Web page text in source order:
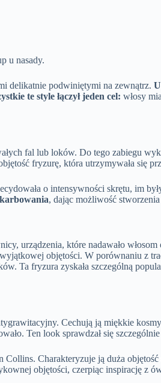
u nasady.
delikatnie podwiniętymi na zewnątrz.
te style łączył jeden cel: włosy
fal lub loków. Do tego zabiegu
fryzurę, która utrzymywała się
o intensywności skrętu, im
karbowania, dając możliwość
urządzenia, które nadawało
objętości. W porównaniu z
Ta fryzura zyskała szczególną
Cechują ją miękkie
Ten look sprawdzał się
Charakteryzuje ją duża
objętości, czerpiąc inspirację z